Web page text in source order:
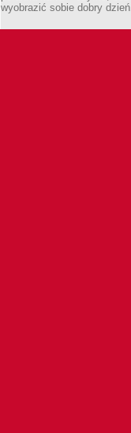
wyobrazić sobie dobry